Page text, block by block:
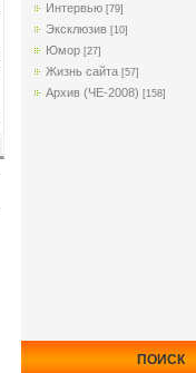
Интервью [79]
Эксклюзив [10]
Юмор [27]
Жизнь сайта [57]
Архив (ЧЕ-2008) [158]
ПОИСК